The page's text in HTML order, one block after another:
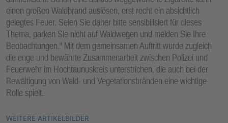
einen großen Waldbrand auslösen, erst recht ein absichtlich
gelegtes Feuer. Seien Sie daher bitte sensibilisiert für dieses
Thema, parken Sie nicht auf Waldwegen und melden Sie Ihre
Beobachtungen.“ Mit dem gemeinsamen Auftritt wurde zugleich
die enge und bewährte Zusammenarbeit zwischen Polizei und
Feuerwehr im Hochtaunuskreis unterstrichen, die auch bei der
Bewältigung von Wald- und Vegetationsbränden eine wichtige
Rolle spielt.
WEITERE ARTIKELBILDER